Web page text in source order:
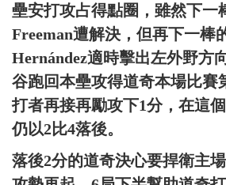
壘安打攻占得點圈，雖然下一
Freeman遭解決，但再下一棒
Hernández適時擊出左外野方
谷跑回本壘攻得道奇本場比賽
打者再接再勵攻下1分，在這
仍以2比4落後。
落後2分的道奇決心要捍衛主